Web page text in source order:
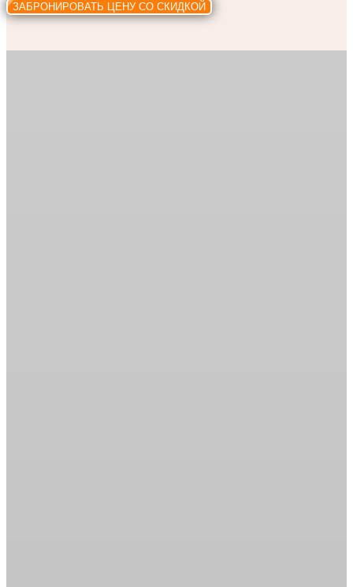
ЗАБРОНИРОВАТЬ ЦЕНУ СО СКИДКОЙ